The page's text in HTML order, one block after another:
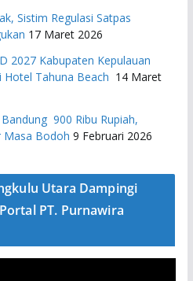
Sistim Regulasi Satpas
17 Maret 2026
2027 ​Kabupaten Kepulauan
Hotel Tahuna Beach 14 Maret
900 Ribu Rupiah,
Masa Bodoh 9 Februari 2026
Utara Dampingi
PT. Purnawira